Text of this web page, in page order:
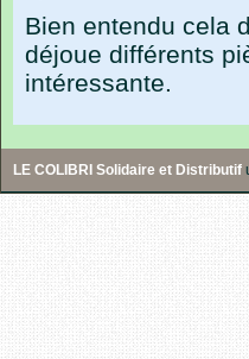
Bien entendu cela
déjoue différents
intéressante.
LE COLIBRI Solidaire et Distributif